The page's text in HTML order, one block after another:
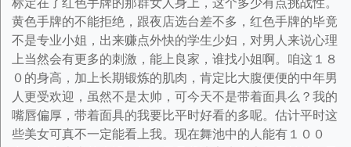
黄色手牌的不能拒绝，跟夜店选台差不多，红色手牌的毕竟
不是专业小姐，出来赚点外快的学生少妇，对男人来说心理
上当然会有更多的刺激，能上良家，谁找小姐啊。咱这１８
０的身高，加上长期锻炼的肌肉，肯定比大腹便便的中年男
人更受欢迎，虽然不是太帅，可今天不是带着面具么？我的
嘴唇偏厚，带着面具的我要比平时好看的多呢。估计平时这
些美女可真不一定能看上我。现在舞池中的人能有１００